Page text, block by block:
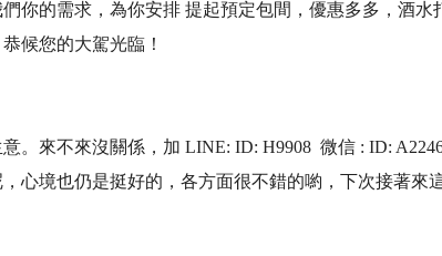
你的需求，為你安排 提起預定包間，優惠多多，酒
候您的大駕光臨！
。來不來沒關係，加 LINE: ID: H9908 微信 : ID:
心境也仍是挺好的，各方面很不錯的喲，下次接著